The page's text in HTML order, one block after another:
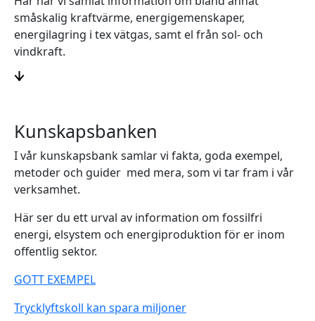
småskalig kraftvärme, energigemenskaper,
energilagring i tex vätgas, samt el från sol- och
vindkraft.
Kunskapsbanken
I vår kunskapsbank samlar vi fakta, goda exempel,
metoder och guider med mera, som vi tar fram i vår
verksamhet.
Här ser du ett urval av information om fossilfri
energi, elsystem och energiproduktion för er inom
offentlig sektor.
GOTT EXEMPEL
Trycklyftskoll kan spara miljoner